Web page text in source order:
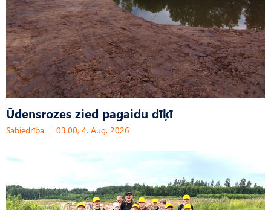
Ūdensrozes zied pagaidu dīķī
Sabiedrība 03:00, 4. Aug, 2026